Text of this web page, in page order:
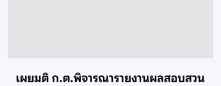
เผยมติ ก.ต.พิจารณารายงานผลสอบสวน